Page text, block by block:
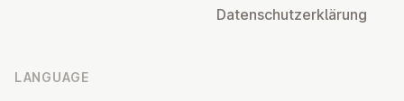
Datens­chutzerklärung
LANGUAGE